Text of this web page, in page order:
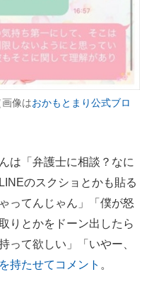
像はおかもとまり公式ブロ
は「弁護士に相談？なに
のスクショとかも貼る
ってんじゃん」「僕が怒
りとかをドーン出したら
って欲しい」「いやー、
持たせてコメント 。